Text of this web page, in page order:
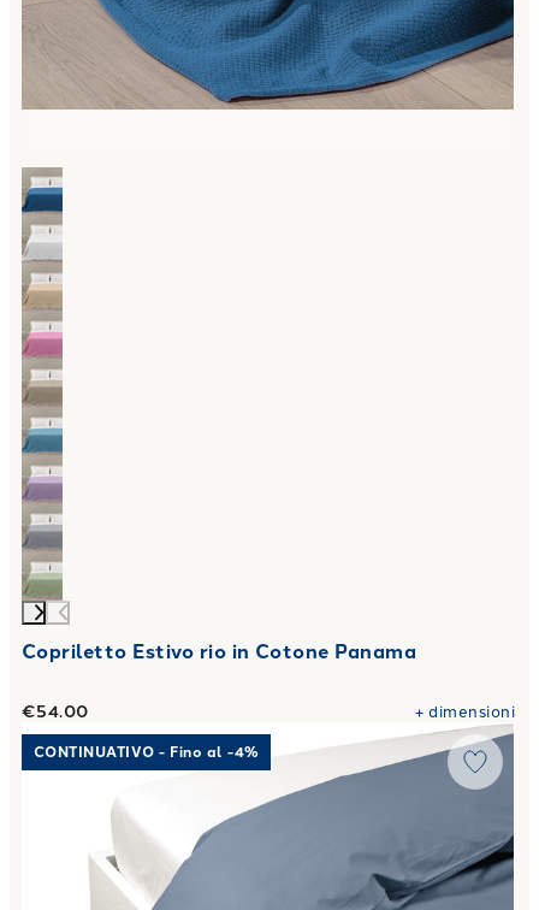
Copriletto Estivo rio in Cotone Panama
€54.00 +dimensioni
Link to "Sacco Copripiumino Matrimoniale Percalle tinta
CONTINUATIVO - Fino al -4%